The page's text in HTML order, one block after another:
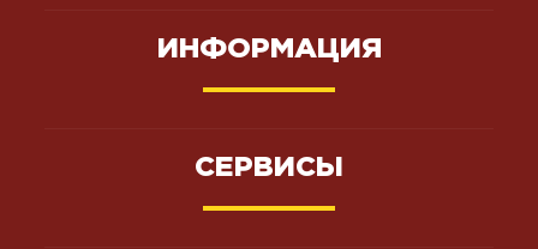
ИНФОРМАЦИЯ
СЕРВИСЫ